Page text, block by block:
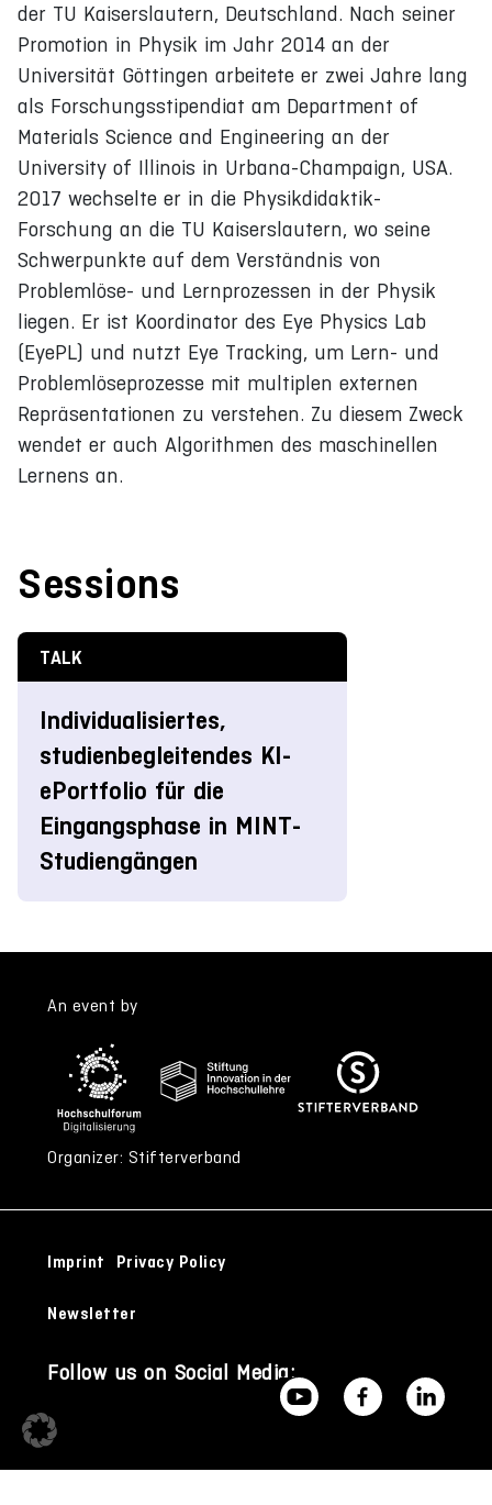
der TU Kaiserslautern, Deutschland. Nach seiner
Promotion in Physik im Jahr 2014 an der
Universität Göttingen arbeitete er zwei Jahre lang
als Forschungsstipendiat am Department of
Materials Science and Engineering an der
University of Illinois in Urbana-Champaign, USA.
2017 wechselte er in die Physikdidaktik-
Forschung an die TU Kaiserslautern, wo seine
Schwerpunkte auf dem Verständnis von
Problemlöse- und Lernprozessen in der Physik
liegen. Er ist Koordinator des Eye Physics Lab
(EyePL) und nutzt Eye Tracking, um Lern- und
Problemlöseprozesse mit multiplen externen
Repräsentationen zu verstehen. Zu diesem Zweck
wendet er auch Algorithmen des maschinellen
Lernens an.
Sessions
TALK
Individualisiertes,
studienbegleitendes KI-
ePortfolio für die
Eingangsphase in MINT-
Studiengängen
An event by
Organizer: Stifterverband
Imprint Privacy Policy
Newsletter
Follow us on Social Media: